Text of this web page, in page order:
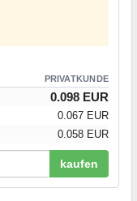
PRIVATKUNDE
0.098 EUR
0.067 EUR
0.058 EUR
kaufen